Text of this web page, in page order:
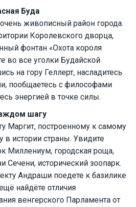
Буда
живописный район города.
Королевского дворца,
фонтан «Охота короля
во все уголки Будайской
на гору Геллерт, насладитесь
пообщаетесь с философами
энергией в точке силы.
шагу
Маргит, построенному к самому
истории страны. Увидите
Миллениум, городская роща,
Сечени, исторический зоопарк.
Андраши поедете к базилике
найдёте отличия
венгерского Парламента от